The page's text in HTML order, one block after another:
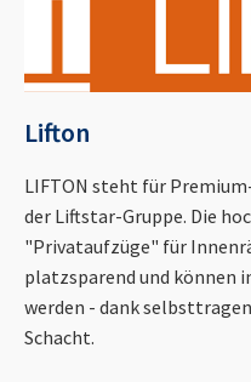
Lifton
LIFTON steht für
der Liftstar-Gruppe. Die
"Privataufzüge" für
platzsparend und können
werden - dank
Schacht.